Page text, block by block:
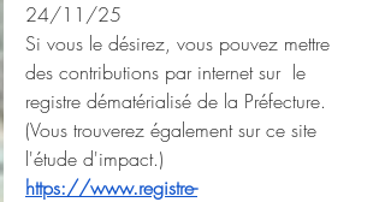
24/11/25
Si vous le désirez, vous pouvez mettre
des contributions par internet sur  le
registre dématérialisé de la Préfecture.
(Vous trouverez également sur ce site
l'étude d'impact.)
https://www.registre-